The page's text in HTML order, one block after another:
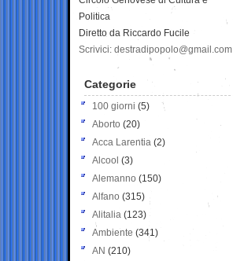
Politica
Diretto da Riccardo Fucile
Scrivici: destradipopolo@gmail.com
Categorie
100 giorni (5)
Aborto (20)
Acca Larentia (2)
Alcool (3)
Alemanno (150)
Alfano (315)
Alitalia (123)
Ambiente (341)
AN (210)